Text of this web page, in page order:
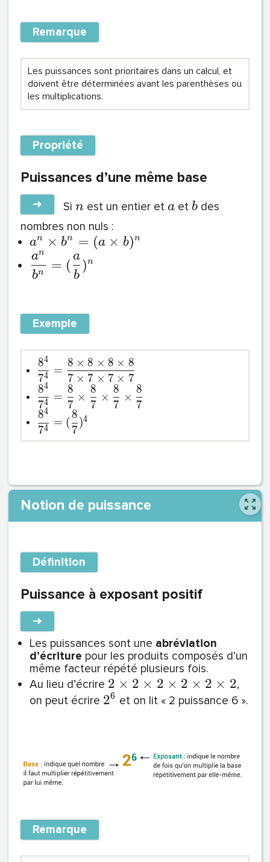
Remarque
Les puissances sont prioritaires dans un calcul, et
doivent être déterminées avant les parenthèses ou
les multiplications.
Propriété
Puissances d’une même base
➔ Si n est un entier et a et b des
nombres non nuls :
an × bn = (a × b)n
bn
an
= (
b
a
)n
Exemple
74
84
=
7 × 7 × 7 × 7
8 × 8 × 8 × 8
74
84
=
7
8
×
7
8
×
7
8
×
7
8
74
84
= (
7
8
)4
Notion de puissance
Définition
Puissance à exposant positif
➔
Les puissances sont une abréviation
d’écriture pour les produits composés d’un
même facteur répété plusieurs fois.
Au lieu d’écrire 2 × 2 × 2 × 2 × 2 × 2,
on peut écrire 26 et on lit « 2 puissance 6 ».
Remarque